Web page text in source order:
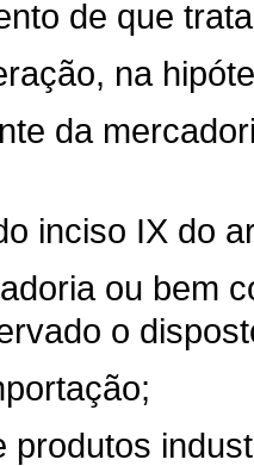
de que
na
da
inciso IX do
ou bem
o
produtos